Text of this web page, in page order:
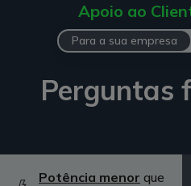
Apoio ao
Para a sua empresa
Perguntas
Potência menor que